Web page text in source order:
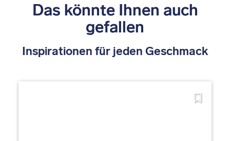
Das könnte Ihnen auch
gefallen
Inspirationen für jeden Geschmack